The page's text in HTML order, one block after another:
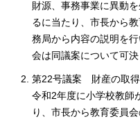
財源、事務事業に異動
るに当たり、市長から
務局から内容の説明を
会は同議案について可決
第22号議案 財産の取得
令和2年度に小学校教師
り、市長から教育委員